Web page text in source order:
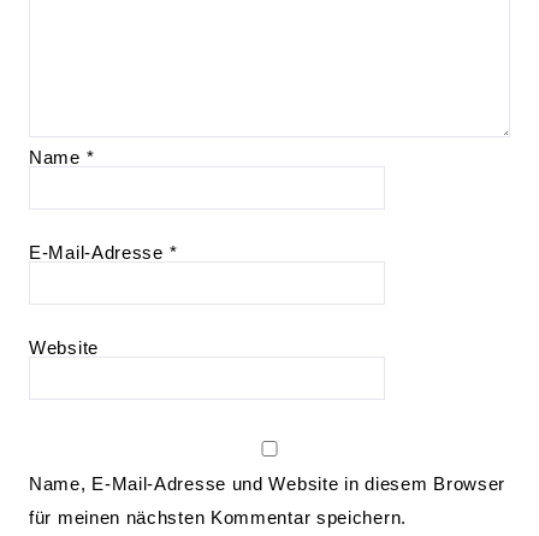
Name *
E-Mail-Adresse *
Website
Name, E-Mail-Adresse und Website in diesem Browser
für meinen nächsten Kommentar speichern.